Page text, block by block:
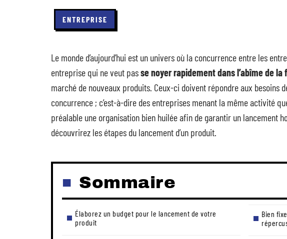
ENTREPRISE
Le monde d’aujourd’hui est un univers où la concurrence entre les
entreprise qui ne veut passe noyer rapidement dans l’abîme de
marché de nouveaux produits. Ceux-ci doivent répondre aux besoins
concurrence ; c’est-à-dire des entreprises menant la même activité
préalable une organisation bien huilée afin de garantir un lancement
découvrirez les étapes du lancement d’un produit.
Sommaire
Élaborez un budget pour le lancement de votre
produit
Bien